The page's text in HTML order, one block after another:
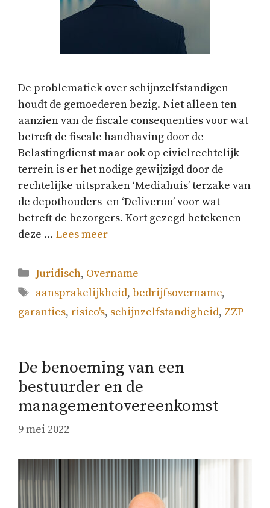
De problematiek over schijnzelfstandigen
houdt de gemoederen bezig. Niet alleen ten
aanzien van de fiscale consequenties voor wat
betreft de fiscale handhaving door de
Belastingdienst maar ook op civielrechtelijk
terrein is er het nodige gewijzigd door de
rechtelijke uitspraken ‘Mediahuis’ terzake van
de depothouders en ‘Deliveroo’ voor wat
betreft de bezorgers. Kort gezegd betekenen
deze … Lees meer
Categorieën
Juridisch, Overname
Tags
aansprakelijkheid, bedrijfsovername,
garanties, risico's, schijnzelfstandigheid, ZZP
De benoeming van een
bestuurder en de
managementovereenkomst
9 mei 2022